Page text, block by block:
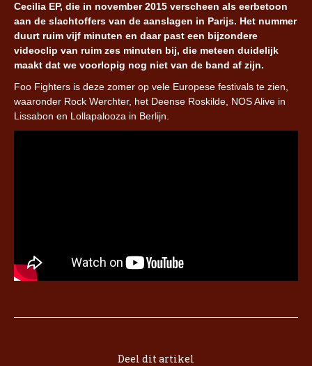
Cecilia EP, die in november 2015 verscheen als eerbetoon
aan de slachtoffers van de aanslagen in Parijs. Het nummer
duurt ruim vijf minuten en daar past een bijzondere
videoclip van ruim zes minuten bij, die meteen duidelijk
maakt dat we voorlopig nog niet van de band af zijn.
Foo Fighters is deze zomer op vele Europese festivals te zien,
waaronder Rock Werchter, het Deense Roskilde, NOS Alive in
Lissabon en Lollapalooza in Berlijn.
Deel dit artikel